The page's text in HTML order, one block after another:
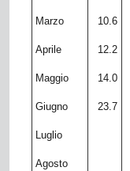
Marzo 10.6
Aprile 12.2
Maggio 14.0
Giugno 23.7
Luglio
Agosto